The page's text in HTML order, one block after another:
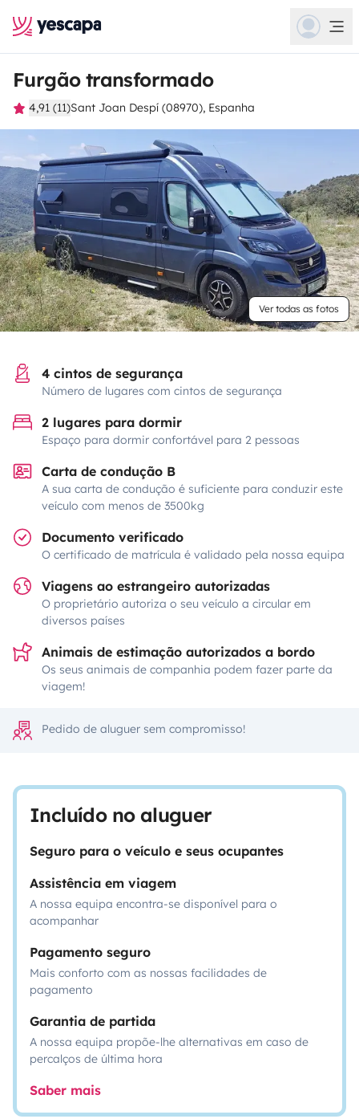
Furgão transformado
4,91 (11)Sant Joan Despí (08970), Espanha
Ver todas as fotos
4 cintos de segurança
Número de lugares com cintos de segurança
2 lugares para dormir
Espaço para dormir confortável para 2 pessoas
Carta de condução B
A sua carta de condução é suficiente para conduzir este
veículo com menos de 3500kg
Documento verificado
O certificado de matrícula é validado pela nossa equipa
Viagens ao estrangeiro autorizadas
O proprietário autoriza o seu veículo a circular em
diversos países
Animais de estimação autorizados a bordo
Os seus animais de companhia podem fazer parte da
viagem!
Pedido de aluguer sem compromisso!
Incluído no aluguer
Seguro para o veículo e seus ocupantes
Assistência em viagem
A nossa equipa encontra-se disponível para o
acompanhar
Pagamento seguro
Mais conforto com as nossas facilidades de
pagamento
Garantia de partida
A nossa equipa propõe-lhe alternativas em caso de
percalços de última hora
Saber mais